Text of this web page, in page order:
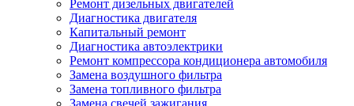
Ремонт дизельных двигателей
Диагностика двигателя
Капитальный ремонт
Диагностика автоэлектрики
Ремонт компрессора кондиционера автомобиля
Замена воздушного фильтра
Замена топливного фильтра
Замена свечей зажигания